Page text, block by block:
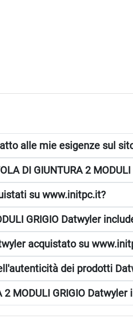
alle mie esigenze sul
DI GIUNTURA 2
su www.initpc.it?
GRIGIO Datwyler
acquistato su
dei prodotti
2 MODULI GRIGIO